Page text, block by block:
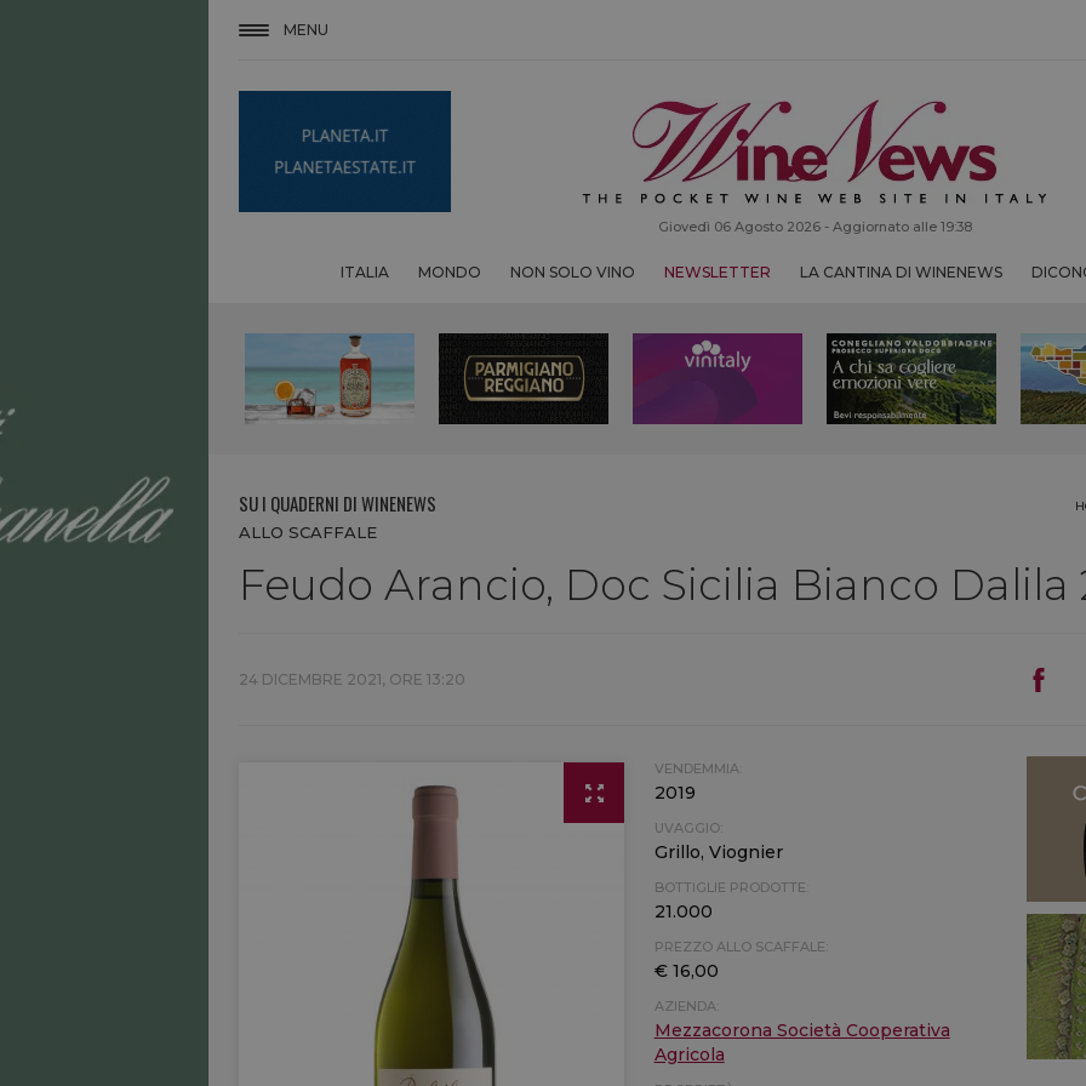
MENU
Giovedì 06 Agosto 2026 - Aggiornato alle 19:38
ITALIA MONDO NON SOLO VINO NEWSLETTER LA CANTINA DI WINENEWS
SU I QUADERNI DI WINENEWS
ALLO SCAFFALE
Feudo Arancio, Doc Sicilia Bianco Dalila
24 DICEMBRE 2021, ORE 13:20
VENDEMMIA:
2019
UVAGGIO:
Grillo, Viognier
BOTTIGLIE PRODOTTE:
21.000
PREZZO ALLO SCAFFALE:
€ 16,00
AZIENDA:
Mezzacorona Società Cooperativa
Agricola